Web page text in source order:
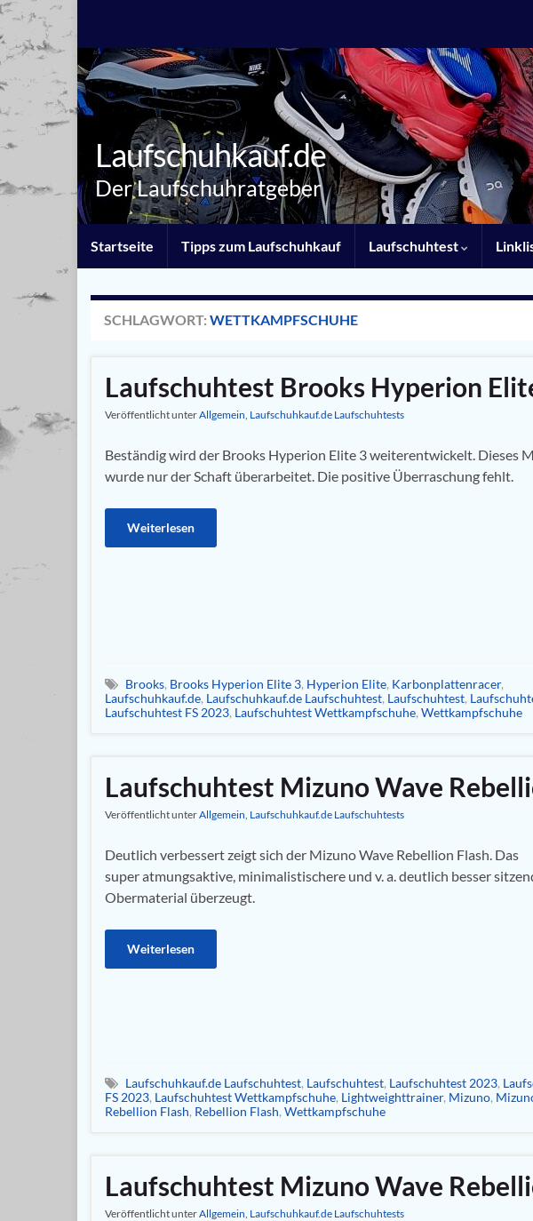
Laufschuhkauf.de
Der Laufschuhratgeber
Startseite Tipps zum Laufschuhkauf Laufschuhtest
SCHLAGWORT: WETTKAMPFSCHUHE
Laufschuhtest Brooks Hyperion
Veröffentlicht unterAllgemein, Laufschuhkauf.de Laufschuhtests
Beständig wird der Brooks Hyperion Elite 3 weiterentwickelt. Dieses
wurde nur der Schaft überarbeitet. Die positive Überraschung fehlt.
Weiterlesen
Brooks, Brooks Hyperion Elite 3, Hyperion Elite, Karbonplattenracer,
Laufschuhkauf.de, Laufschuhkauf.de Laufschuhtest, Laufschuhtest,
Laufschuhtest FS 2023, Laufschuhtest Wettkampfschuhe, Wettkampfschuhe
Laufschuhtest Mizuno Wave
Veröffentlicht unterAllgemein Laufschuhkauf.de Laufschuhtests
Deutlich verbessert zeigt sich der Mizuno Wave Rebellion Flash. Das
super atmungsaktive, minimalistischere und v. a. deutlich besser
Obermaterial überzeugt.
Weiterlesen
Laufschuhkauf.de Laufschuhtest, Laufschuhtest, Laufschuhtest 2023,
FS 2023, Laufschuhtest Wettkampfschuhe, Lightweighttrainer, Mizuno,
Rebellion Flash, Rebellion Flash, Wettkampfschuhe
Laufschuhtest Mizuno Wave
Veröffentlicht unterAllgemein, Laufschuhkauf.de Laufschuhtests